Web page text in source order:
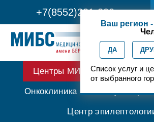
+7(8552)231-200
Ваш регион -
ДА
Список услуг и
от выбранного
Центры МИБС
Онкоклиника
Центр